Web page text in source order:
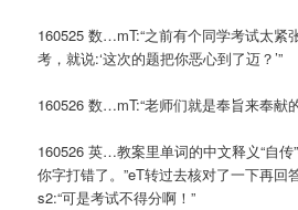
160525 数…mT:“之前有个同学考试太紧
考，就说:‘这次的题把你恶心到了迈？’”
160526 数…mT:“老师们就是奉旨来奉献的
160526 英…教案里单词的中文释义“自传
你字打错了。”eT转过去核对了一下再回
s2:“可是考试不得分啊！”